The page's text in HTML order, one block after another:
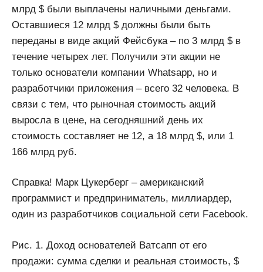
млрд $ были выплачены наличными деньгами.
Оставшиеся 12 млрд $ должны были быть
переданы в виде акций Фейсбука – по 3 млрд $ в
течение четырех лет. Получили эти акции не
только основатели компании Whatsapp, но и
разработчики приложения – всего 32 человека. В
связи с тем, что рыночная стоимость акций
выросла в цене, на сегодняшний день их
стоимость составляет не 12, а 18 млрд $, или 1
166 млрд руб.
Справка! Марк Цукерберг – американский
программист и предприниматель, миллиардер,
один из разработчиков социальной сети Facebook.
Рис. 1. Доход основателей Ватсапп от его
продажи: сумма сделки и реальная стоимость, $